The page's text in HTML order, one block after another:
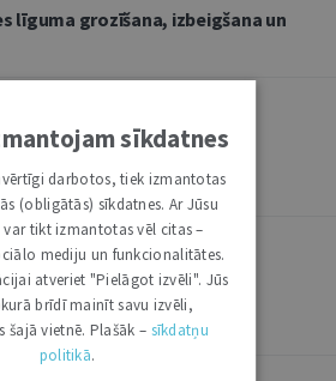
līguma grozīšana, izbeigšana un
personu tiesības un
netraucēt īrnieku lietot
sīkdatnes
darbotos, tiek izmantotas
(obligātās) sīkdatnes. Ar Jūsu
var tikt izmantotas vēl citas –
mediju un funkcionalitātes.
atveriet "Pielāgot izvēli". Jūs
brīdī mainīt savu izvēli,
šajā vietnē. Plašāk – sīkdatņu
politikā.